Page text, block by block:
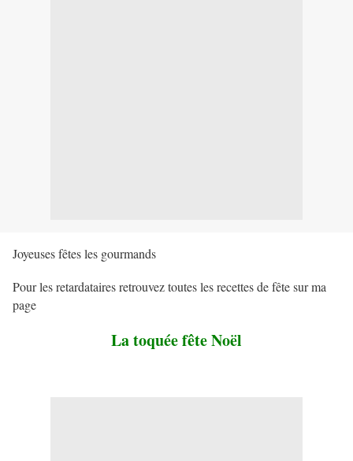
Joyeuses fêtes les gourmands
Pour les retardataires retrouvez toutes les recettes de fête sur ma
page
La toquée fête Noël